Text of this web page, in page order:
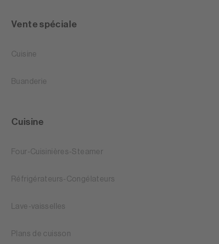
Vente spéciale
Cuisine
Buanderie
Cuisine
Four-Cuisinières-Steamer
Réfrigérateurs-Congélateurs
Lave-vaisselles
Plans de cuisson